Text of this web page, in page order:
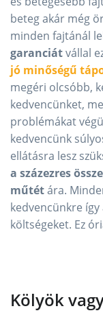
beteg akár még
minden fajtánál
garanciátvállal
jó minőségű
megéri olcsóbb,
kedvencünket,
problémákat
kedvencünk
ellátásra lesz
a százezres
műtétára.
kedvencünkre
költségeket. Ez
Kölyök